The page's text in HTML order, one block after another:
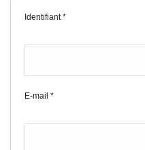
Identifiant*
E-mail *